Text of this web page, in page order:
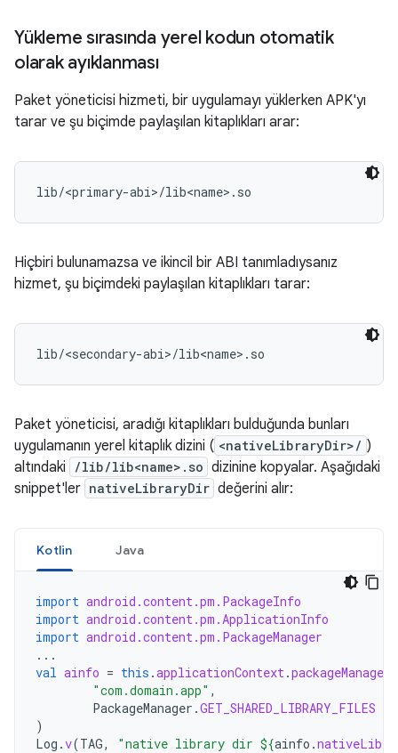
Yükleme sırasında yerel kodun otomatik
olarak ayıklanması
Paket yöneticisi hizmeti, bir uygulamayı yüklerken APK'yı
tarar ve şu biçimde paylaşılan kitaplıkları arar:
Hiçbiri bulunamazsa ve ikincil bir ABI tanımladıysanız
hizmet, şu biçimdeki paylaşılan kitaplıkları tarar:
Paket yöneticisi, aradığı kitaplıkları bulduğunda bunları
uygulamanın yerel kitaplık dizini ( <nativeLibraryDir>/ )
altındaki
/lib/lib<name>.so dizinine kopyalar. Aşağıdaki
snippet'ler nativeLibraryDir değerini alır:
Kotlin Java
import android.content.pm.PackageInfo
import android.content.pm.ApplicationInfo
import android.content.pm.PackageManager
...
val ainfo = this .applicationContext.packageManager
"com.domain.app" ,
PackageManager .GET_SHARED_LIBRARY_FILES
)
Log .v(TAG, "native library dir ${ainfo .